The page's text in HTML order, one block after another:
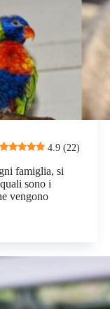
4.9 (22)
famiglia, si
sono i
vengono